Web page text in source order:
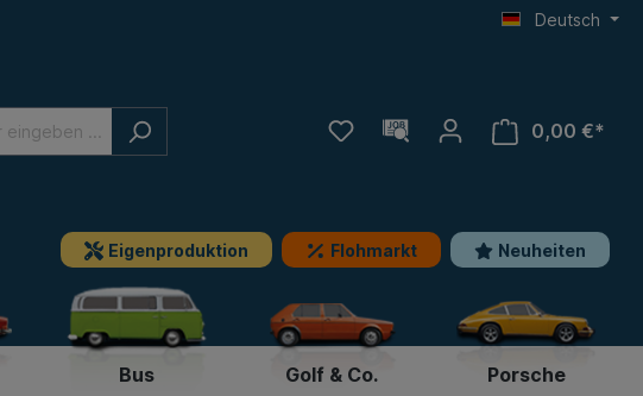
Deutsch
0,00 €*
Eigenproduktion Flohmarkt Neuheiten
Bus Golf & Co. Porsche